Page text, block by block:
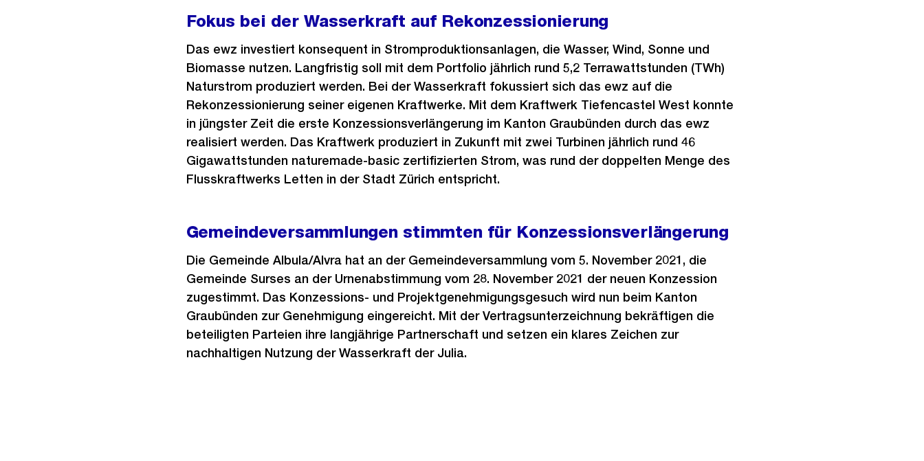
Fokus bei der Wasserkraft auf Rekonzessionierung
Das ewz investiert konsequent in Stromproduktionsanlagen, die Wasser, Wind, Sonne und
Biomasse nutzen. Langfristig soll mit dem Portfolio jährlich rund 5,2 Terrawattstunden (TWh)
Naturstrom produziert werden. Bei der Wasserkraft fokussiert sich das ewz auf die
Rekonzessionierung seiner eigenen Kraftwerke. Mit dem Kraftwerk Tiefencastel West konnte
in jüngster Zeit die erste Konzessionsverlängerung im Kanton Graubünden durch das ewz
realisiert werden. Das Kraftwerk produziert in Zukunft mit zwei Turbinen jährlich rund 46
Gigawattstunden naturemade-basic zertifizierten Strom, was rund der doppelten Menge des
Flusskraftwerks Letten in der Stadt Zürich entspricht.
Gemeindeversammlungen stimmten für Konzessionsverlängerung
Die Gemeinde Albula/Alvra hat an der Gemeindeversammlung vom 5. November 2021, die
Gemeinde Surses an der Urnenabstimmung vom 28. November 2021 der neuen Konzession
zugestimmt. Das Konzessions- und Projektgenehmigungsgesuch wird nun beim Kanton
Graubünden zur Genehmigung eingereicht. Mit der Vertragsunterzeichnung bekräftigen die
beteiligten Parteien ihre langjährige Partnerschaft und setzen ein klares Zeichen zur
nachhaltigen Nutzung der Wasserkraft der Julia.